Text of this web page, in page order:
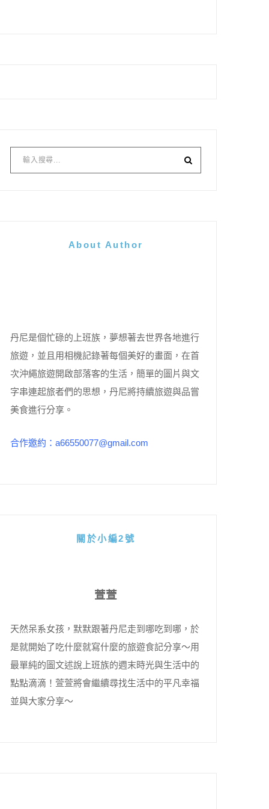
About Author
丹尼是個忙碌的上班族，夢想著去世界各地進行
旅遊，並且用相機記錄著每個美好的畫面，在首
次沖繩旅遊開啟部落客的生活，簡單的圖片與文
字串連起旅者們的思想，丹尼將持續旅遊與品嘗
美食進行分享。
合作邀約：a66550077@gmail.com
關於小編2號
萱萱
天然呆系女孩，默默跟著丹尼走到哪吃到哪，於
是就開始了吃什麼就寫什麼的旅遊食記分享～用
最單純的圖文述說上班族的週末時光與生活中的
點點滴滴！萱萱將會繼續尋找生活中的平凡幸福
並與大家分享～